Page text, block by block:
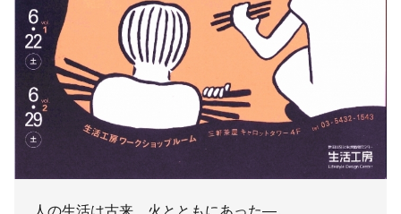
人の生活は古来、火とともにあった―。